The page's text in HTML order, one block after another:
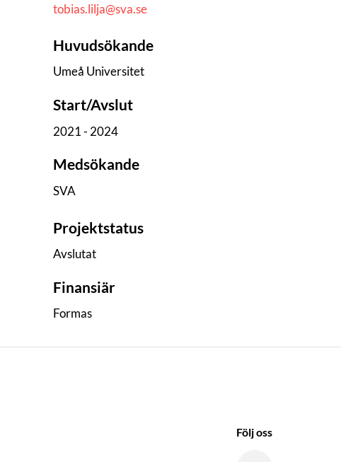
tobias.lilja@sva.se
Huvudsökande
Umeå Universitet
Start/Avslut
2021 - 2024
Medsökande
SVA
Projektstatus
Avslutat
Finansiär
Formas
Följ oss